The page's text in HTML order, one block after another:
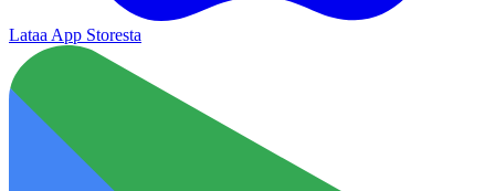
Lataa App Storesta